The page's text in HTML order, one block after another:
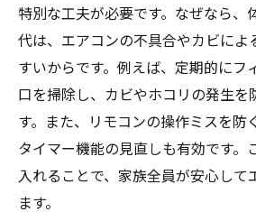
特別な工夫が必要です。なぜなら、
代は、エアコンの不具合やカビによ
すいからです。例えば、定期的にフ
口を掃除し、カビやホコリの発生を
す。また、リモコンの操作ミスを防
タイマー機能の見直しも有効です。
入れることで、家族全員が安心して
ます。